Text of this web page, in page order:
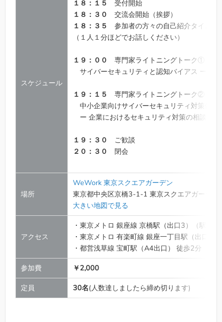
スケジュール
１８：１５
受付開始
１８：３０ 交流会開始（挨拶）
１８：３５
参加者の方々の自己紹介タイム
（１人１分ほどでお話しください）
１９：００ 専門家ライトニングトーク①
サイバーセキュリティと認知バイアス ー 対
１９：１５ 専門家ライトニングトーク②
中小企業向けサイバーセキュリティ対策個別
ー 企業におけるセキュリティ対策の相談員
１９：３０ ご歓談
２０：３０ 閉会
場所
WeWork 東京スクエアガーデン
東京都中央区京橋3-1-1 東京スクエアガーデン
大きい地図で見る
アクセス
・東京メトロ 銀座線 京橋駅（出口3）（駅直結
・東京メトロ 有楽町線 銀座一丁目駅（出口7
・都営浅草線 宝町駅（A4出口） 徒歩2分
参加費
￥2,000
定員
30名(人数達しましたら締め切ります)